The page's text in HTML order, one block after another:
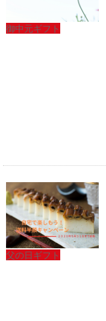
御中元ギフト
父の日ギフト